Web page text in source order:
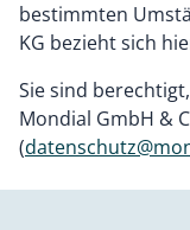
bestimmten
KG bezieht sich
Sie sind
Mondial GmbH &
(